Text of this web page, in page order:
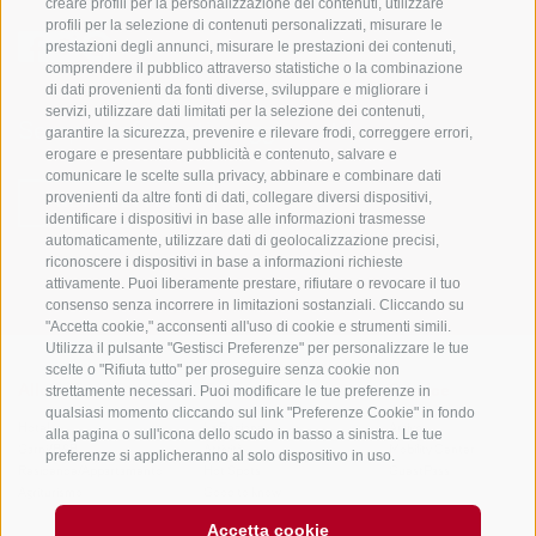
profili per la selezione di contenuti personalizzati, misurare le
prestazioni degli annunci, misurare le prestazioni dei contenuti,
comprendere il pubblico attraverso statistiche o la combinazione
di dati provenienti da fonti diverse, sviluppare e migliorare i
servizi, utilizzare dati limitati per la selezione dei contenuti,
garantire la sicurezza, prevenire e rilevare frodi, correggere errori,
erogare e presentare pubblicità e contenuto, salvare e
comunicare le scelte sulla privacy, abbinare e combinare dati
provenienti da altre fonti di dati, collegare diversi dispositivi,
identificare i dispositivi in base alle informazioni trasmesse
automaticamente, utilizzare dati di geolocalizzazione precisi,
riconoscere i dispositivi in base a informazioni richieste
attivamente. Puoi liberamente prestare, rifiutare o revocare il tuo
consenso senza incorrere in limitazioni sostanziali. Cliccando su
"Accetta cookie," acconsenti all'uso di cookie e strumenti simili.
Utilizza il pulsante "Gestisci Preferenze" per personalizzare le tue
scelte o "Rifiuta tutto" per proseguire senza cookie non
strettamente necessari. Puoi modificare le tue preferenze in
qualsiasi momento cliccando sul link "Preferenze Cookie" in fondo
alla pagina o sull'icona dello scudo in basso a sinistra. Le tue
preferenze si applicheranno al solo dispositivo in uso.
Accetta cookie
Sempre informati e aggiornati!
NEWSLETTER
Alloggi
Hotel
Garni/B&B
Temi
La Regione
Attività
Service
Arrivo